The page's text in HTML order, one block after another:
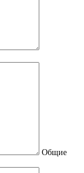
Общие